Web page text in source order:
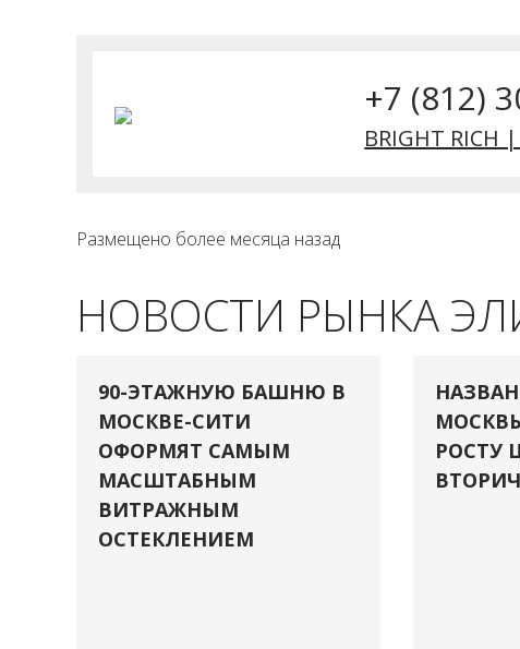
+7 (812)
BRIGHT RICH
Размещено более месяца назад
НОВОСТИ РЫНКА
90-ЭТАЖНУЮ БАШНЮ В
МОСКВЕ-СИТИ
ОФОРМЯТ САМЫМ
МАСШТАБНЫМ
ВИТРАЖНЫМ
ОСТЕКЛЕНИЕМ
РОСТУ